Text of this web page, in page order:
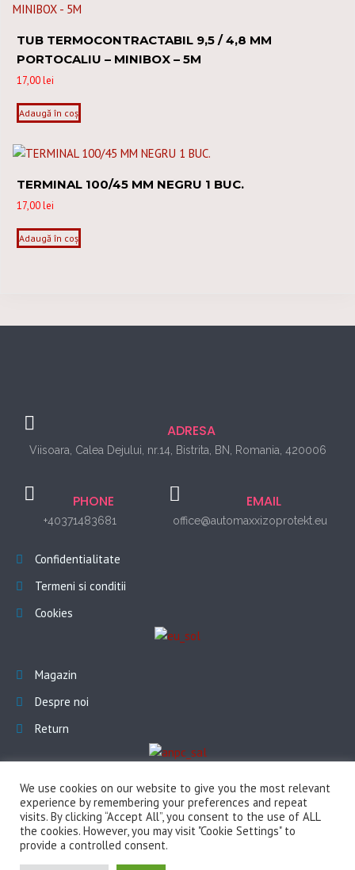
TUB TERMOCONTRACTABIL 9,5 / 4,8 MM
PORTOCALIU – MINIBOX – 5M
17,00lei
Adaugă în coș
TERMINAL 100/45 MM NEGRU 1 BUC.
17,00lei
Adaugă în coș
ADRESA
Viisoara, Calea Dejului, nr.14, Bistrita, BN, Romania, 420006
PHONE
+40371483681
EMAIL
office@automaxxizoprotekt.eu
Confidentialitate
Termeni si conditii
Cookies
Magazin
Despre noi
Return
We use cookies on our website to give you the most relevant
experience by remembering your preferences and repeat
visits. By clicking “Accept All”, you consent to the use of ALL
the cookies. However, you may visit "Cookie Settings" to
provide a controlled consent.